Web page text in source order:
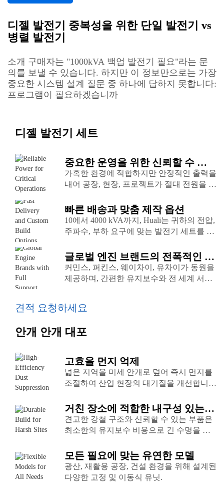
디젤 발전기 중복성을 위한 단일 발전기 vs
병렬 발전기
소개 구매자는 "1000kVA 백업 발전기 필요"라는 문
의를 보낼 수 있습니다. 하지만 이 정보만으로는 가장
중요한 시스템 설계 질문 중 하나에 답하지 못합니다:
프로그램이 필요하겠습니까
디젤 발전기 세트
중요한 운영을 위한 신뢰할 수 있
는 전력
가혹한 환경에 적합하지만 안정적인 출력을
내어 공장, 현장, 프로젝트가 절대 전원을 잃
빠른 배송과 맞춤 제작 옵션
10에서 4000 kVA까지, Huali는 귀하의 전압,
주파수, 부하 요구에 맞는 발전기 세트를 설
글로벌 엔진 브랜드의 전폭적인 지
원
커민스, 퍼킨스, 웨이차이, 유차이가 동원을
제공하며, 간편한 유지보수와 전 세계 서비
견적 요청하세요
안개 안개 대포
고효율 먼지 억제
넓은 지역을 미세 안개로 덮어 즉시 먼지를
조절하여 산업 현장의 대기질을 개선합니
거친 장소에 적합한 내구성 있는
건축
견고한 강철 구조와 신뢰할 수 있는 부품은
최소한의 유지보수 비용으로 긴 수명을 보
모든 필요에 맞는 유연한 모델
광산, 재활용 공장, 건설 환경을 위해 설계된
다양한 고정 및 이동식 유닛.